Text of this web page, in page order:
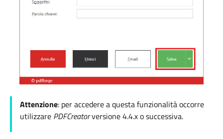
Attenzione: per accedere a questa funzionalità occorre
utilizzare PDFCreatorversione 4.4.x o successiva.